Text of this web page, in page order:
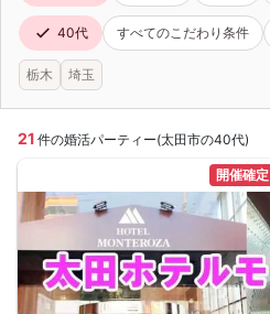
40代 すべてのこだわり条件
栃木 埼玉
21 件の婚活パーティー(太田市の40代)
開催確定